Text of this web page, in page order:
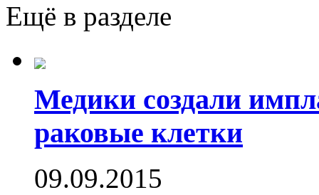
Ещё в разделе
Медики создали
раковые клетки
09.09.2015